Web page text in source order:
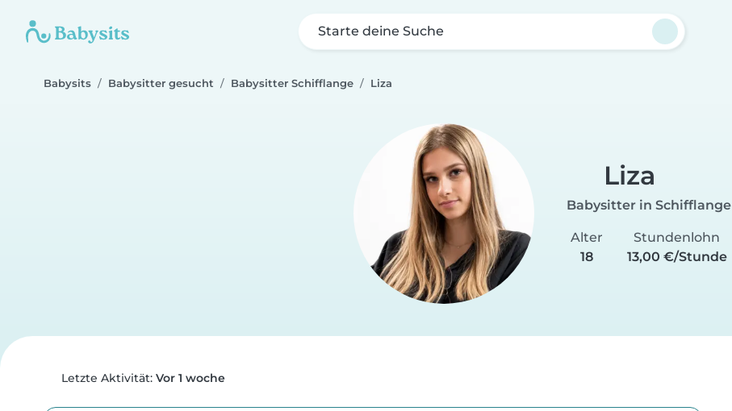
Starte deine Suche
Babysits Babysitter gesucht Babysitter Schifflange Liza
Liza
Babysitter in Schifflange
Alter
18
Stundenlohn
13,00 €/Stunde
Letzte Aktivität: Vor 1 woche